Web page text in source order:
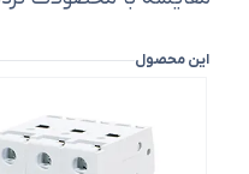
این محصول